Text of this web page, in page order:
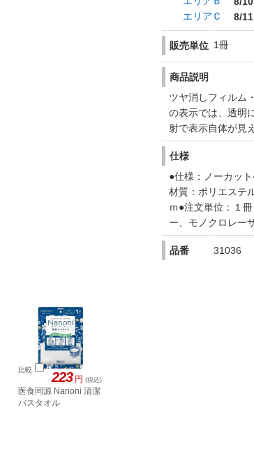
エリアＣ
8/11
販売単位 1冊
商品説明
ツヤ消しフィルム
の表示では、透明
射で表示自体が見
仕様
●仕様：ノーカッ
材質：ポリエステ
ｍ●注文単位：１
ー、モノクロレー
品番 31036
比較 223 円 (税込)
医食同源 Nanoni 清潔
バスタオル